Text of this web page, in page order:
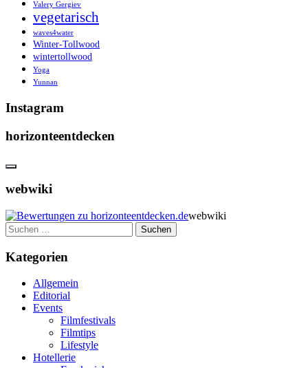
Valery Gergiev
vegetarisch
waves4water
Winter-Tollwood
wintertollwood
Yoga
Yunnan
Instagram
horizonteentdecken
webwiki
webwiki
Suchen
nach:
Kategorien
Allgemein
Editorial
Events
Filmfestivals
Filmtips
Lifestyle
Hotellerie